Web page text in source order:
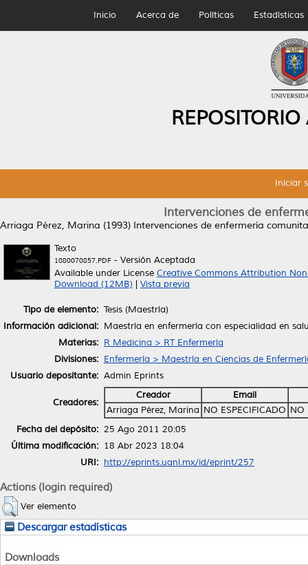
Inicio Acerca de Políticas Estadísticas
Iniciar
Intervenciones de
Arriaga Pérez, Marina (1993) Intervenciones de enfermería
Texto
1080070857.PDF - Versión Aceptada
Available under License Creative Commons Attribution
Download (12MB)
Vista previa
Tipo de elemento: Tesis (Maestría)
Información adicional: Maestría en enfermería con especialidad en
Materias: R Medicina > RT Enfermería
Divisiones: Enfermería > Maestría en Ciencias de
Usuario depositante: Admin Eprints
Creadores:
Creador
Email
Arriaga Pérez, Marina NO ESPECIFICADO NO
Fecha del depósito: 25 Ago 2011 20:05
Última modificación: 18 Abr 2023 18:04
URI: http://eprints.uanl.mx/id/eprint/257
Actions (login required)
Ver elemento
Descargar estadísticas
Downloads